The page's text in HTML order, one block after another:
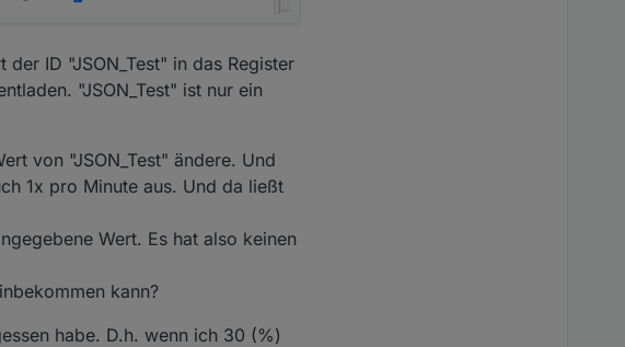
ID "JSON_Test" in das Register
"JSON_Test" ist nur ein
von "JSON_Test" ändere. Und
1x pro Minute aus. Und da ließt
Wert. Es hat also keinen
kann?
habe. D.h. wenn ich 30 (%)